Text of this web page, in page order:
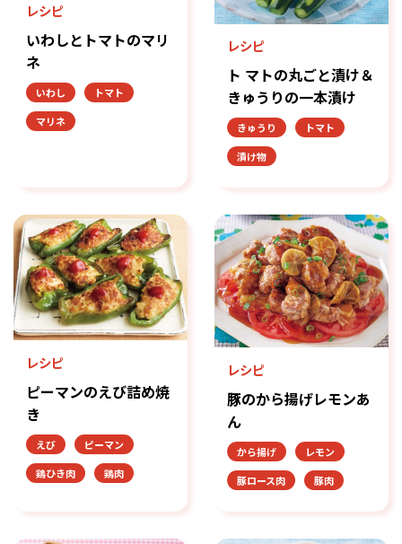
レシピ
いわしとトマトのマリ
ネ
いわし
トマト
マリネ
レシピ
ト マトの丸ごと漬け＆
きゅうりの一本漬け
きゅうり
トマト
漬け物
レシピ
ピーマンのえび詰め焼
き
えび
ピーマン
鶏ひき肉
鶏肉
レシピ
豚のから揚げレモンあ
ん
から揚げ
レモン
豚ロース肉
豚肉